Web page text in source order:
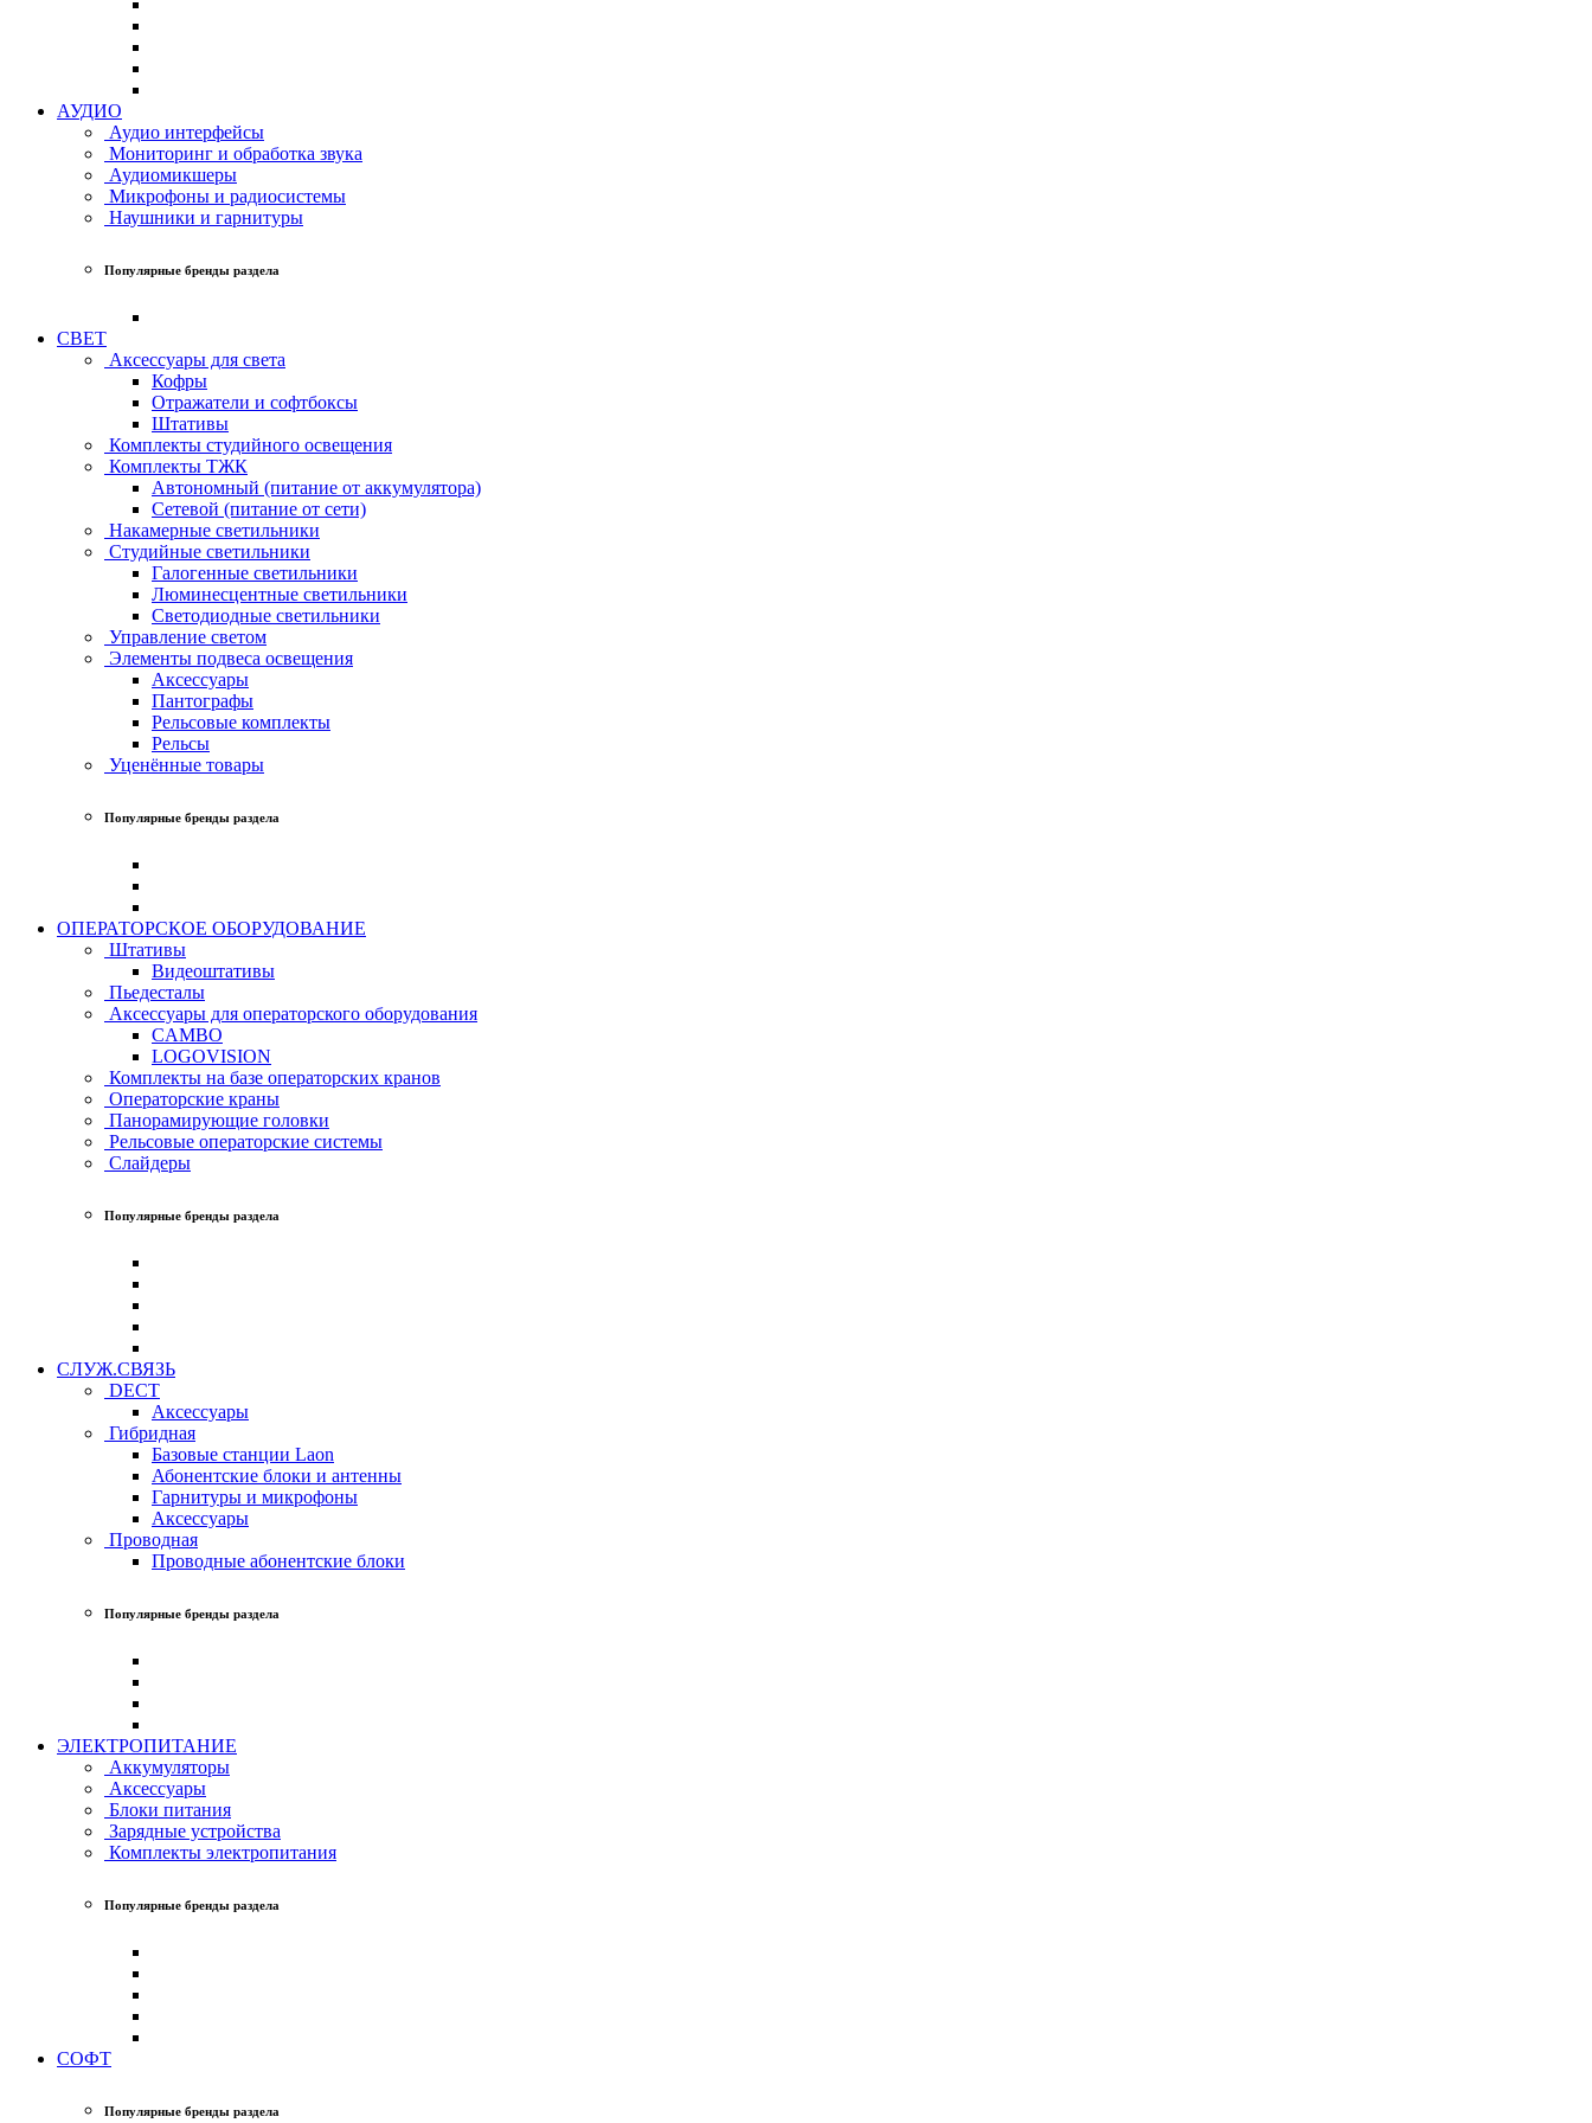
АУДИО
Аудио интерфейсы
Мониторинг и обработка звука
Аудиомикшеры
Микрофоны и радиосистемы
Наушники и гарнитуры
Популярные бренды раздела
СВЕТ
Аксессуары для света
Кофры
Отражатели и софтбоксы
Штативы
Комплекты студийного освещения
Комплекты ТЖК
Автономный (питание от аккумулятора)
Сетевой (питание от сети)
Накамерные светильники
Студийные светильники
Галогенные светильники
Люминесцентные светильники
Светодиодные светильники
Управление светом
Элементы подвеса освещения
Аксессуары
Пантографы
Рельсовые комплекты
Рельсы
Уценённые товары
Популярные бренды раздела
ОПЕРАТОРСКОЕ ОБОРУДОВАНИЕ
Штативы
Видеоштативы
Пьедесталы
Аксессуары для операторского оборудования
CAMBO
LOGOVISION
Комплекты на базе операторских кранов
Операторские краны
Панорамирующие головки
Рельсовые операторские системы
Слайдеры
Популярные бренды раздела
СЛУЖ.СВЯЗЬ
DECT
Аксессуары
Гибридная
Базовые станции Laon
Абонентские блоки и антенны
Гарнитуры и микрофоны
Аксессуары
Проводная
Проводные абонентские блоки
Популярные бренды раздела
ЭЛЕКТРОПИТАНИЕ
Аккумуляторы
Аксессуары
Блоки питания
Зарядные устройства
Комплекты электропитания
Популярные бренды раздела
СОФТ
Популярные бренды раздела